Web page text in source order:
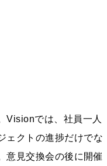
Visionでは、社員⼀⼈
ェクトの進捗だけでな
意⾒交換会の後に開催